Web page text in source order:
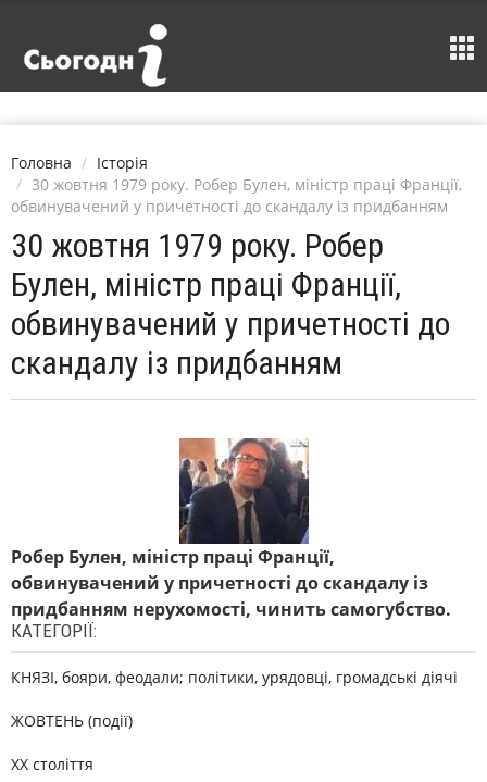
Головна
Історія
30 жовтня 1979 року. Робер Булен, міністр праці Франції,
обвинувачений у причетності до скандалу із придбанням
30 жовтня 1979 року. Робер
Булен, міністр праці Франції,
обвинувачений у причетності до
скандалу із придбанням
Робер Булен, міністр праці Франції,
обвинувачений у причетності до скандалу із
придбанням нерухомості, чинить самогубство.
КАТЕГОРІЇ:
КНЯЗІ, бояри, феодали; політики, урядовці, громадські діячі
ЖОВТЕНЬ (події)
XX століття